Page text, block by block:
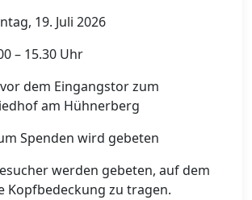
19. Juli 2026
– 15.30 Uhr
vor dem Eingangstor zum
am Hühnerberg
Spenden wird gebeten
werden gebeten, auf dem
Kopfbedeckung zu tragen.